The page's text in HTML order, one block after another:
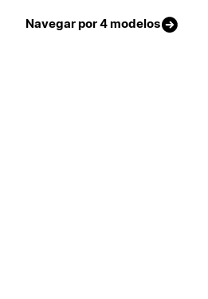
Navegar por 4 modelos